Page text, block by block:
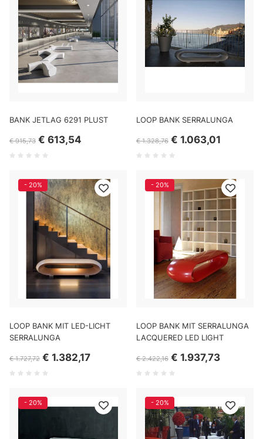
BANK JETLAG 6291 PLUST
€ 915,73 € 613,54
LOOP BANK SERRALUNGA
€ 1.328,76 € 1.063,01
- 20%
LOOP BANK MIT LED-LICHT
SERRALUNGA
€ 1.727,72 € 1.382,17
- 20%
LOOP BANK MIT SERRALUNGA
LACQUERED LED LIGHT
€ 2.422,16 € 1.937,73
- 20% - 20%